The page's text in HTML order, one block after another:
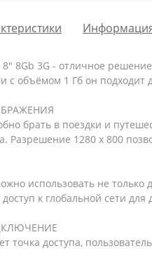
8Gb 3G - отличное
с объёмом 1 Гб он
брать в поездки и
Разрешение 1280 x 800
использовать не
к глобальной сети
точка доступа,